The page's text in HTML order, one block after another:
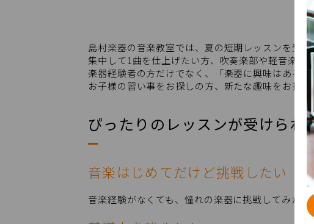
島村楽器の音楽教室では、夏の短期レッスンを受付
集中して1曲を仕上げたい方、吹奏楽部や軽音楽部
楽器経験者の方だけでなく、「楽器に興味はある
お子様の習い事をお探しの方、新たな趣味をお探
ぴったりのレッスンが受けら
音楽はじめてだけど挑戦したい
音楽経験がなくても、憧れの楽器に挑戦してみたい